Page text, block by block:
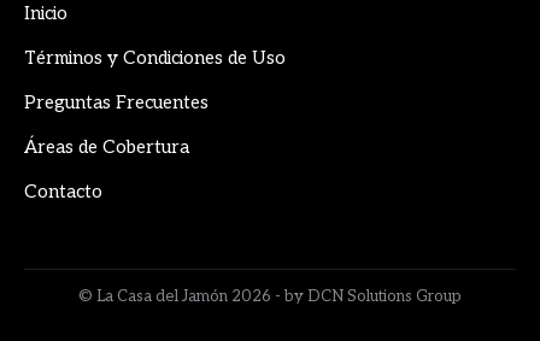
Inicio
Términos y Condiciones de Uso
Preguntas Frecuentes
Áreas de Cobertura
Contacto
© La Casa del Jamón 2026 - by DCN Solutions Group